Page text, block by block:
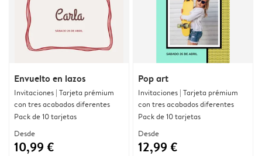
Envuelto en lazos
Invitaciones | Tarjeta prémium
con tres acabados diferentes
Pack de 10 tarjetas
Desde
10,99 €
Pop art
Invitaciones | Tarjeta prémium
con tres acabados diferentes
Pack de 10 tarjetas
Desde
12,99 €